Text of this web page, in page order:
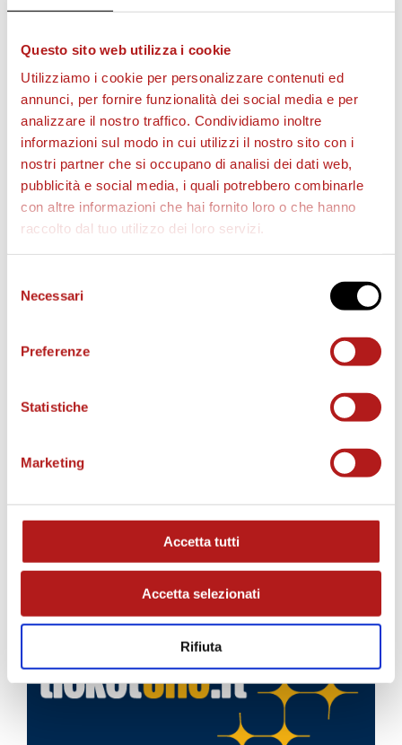
Questo sito web utilizza i cookie
Utilizziamo i cookie per personalizzare contenuti ed
annunci, per fornire funzionalità dei social media e per
analizzare il nostro traffico. Condividiamo inoltre
informazioni sul modo in cui utilizzi il nostro sito con i
nostri partner che si occupano di analisi dei dati web,
pubblicità e social media, i quali potrebbero combinarle
con altre informazioni che hai fornito loro o che hanno
raccolto dal tuo utilizzo dei loro servizi.
delNecessari
Preferenze
Statistiche
Marketing
Accetta tutti
Accetta selezionati
Rifiuta
Per bambini sotto i 3 anni
acquistare il tagliando.
STADIO PIER CESARE TOMBOLATO
REGOLAMENTO USO STADIO
STAGIONE 2026/27